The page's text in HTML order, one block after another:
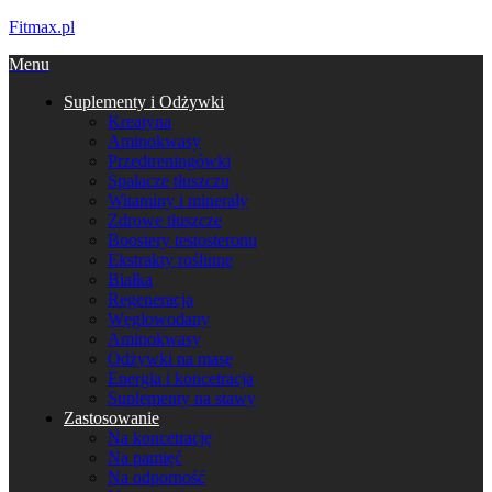
Fitmax.pl
Menu
Suplementy i Odżywki
Kreatyna
Aminokwasy
Przedtreningówki
Spalacze tłuszczu
Witaminy i minerały
Zdrowe tłuszcze
Boostery testosteronu
Ekstrakty roślinne
Białka
Regeneracja
Węglowodany
Aminokwasy
Odżywki na masę
Energia i koncetracja
Suplementy na stawy
Zastosowanie
Na koncetrację
Na pamięć
Na odporność